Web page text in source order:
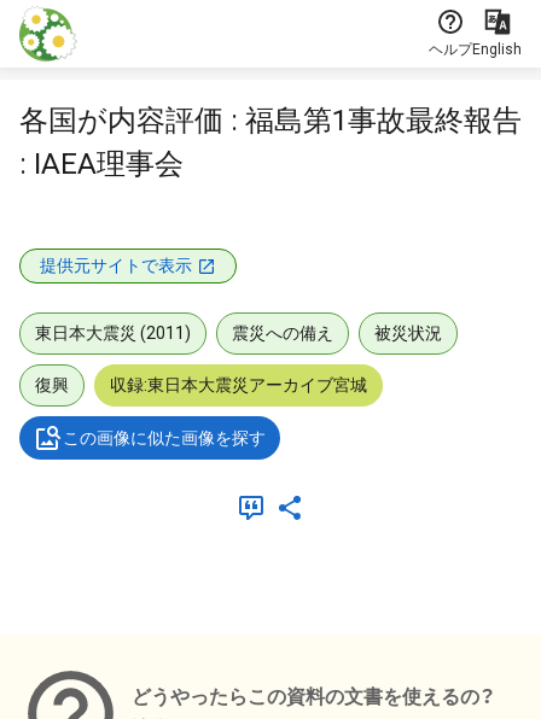
本文に飛ぶ
ヘルプEnglish
各国が内容評価 : 福島第1事故最終報告
: IAEA理事会
提供元サイトで表示
東日本大震災 (2011) 震災への備え 被災状況
復興 収録:東日本大震災アーカイブ宮城
この画像に似た画像を探す
どうやったらこの資料の文書を使えるの？